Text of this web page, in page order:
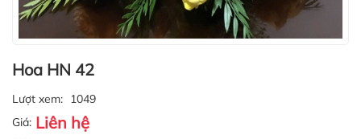
Hoa HN 42
Lượt xem: 1049
Giá: Liên hệ